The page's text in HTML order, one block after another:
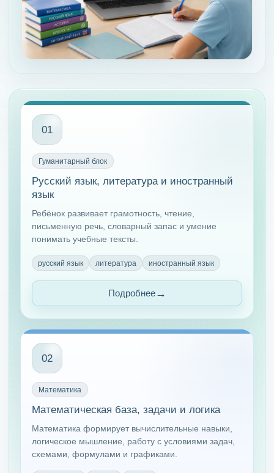
01
Гуманитарный блок
Русский язык, литература и иностранный
язык
Ребёнок развивает грамотность, чтение,
письменную речь, словарный запас и умение
понимать учебные тексты.
русский язык литература иностранный язык
Подробнее
02
Математика
Математическая база, задачи и логика
Математика формирует вычислительные навыки,
логическое мышление, работу с условиями задач,
схемами, формулами и графиками.